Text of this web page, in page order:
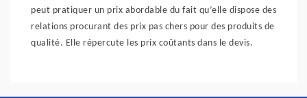
peut pratiquer un prix abordable du fait qu’elle dispose des
relations procurant des prix pas chers pour des produits de
qualité. Elle répercute les prix coûtants dans le devis.